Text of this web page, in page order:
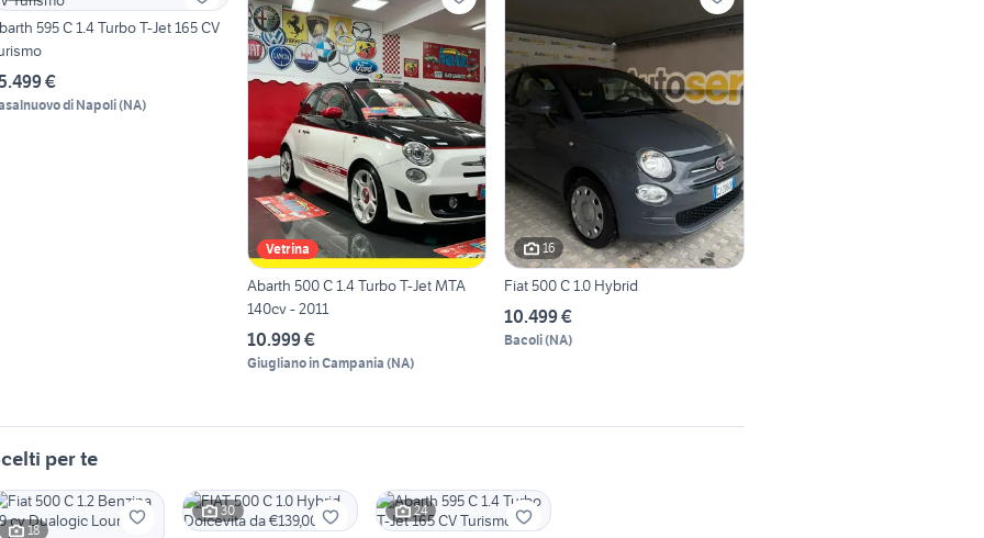
595 C 1.4 Turbo T-Jet 165 CV
€
di Napoli(NA)
Vetrina
Abarth 500 C 1.4 Turbo T-Jet MTA
140cv - 2011
10.999 €
Giugliano in Campania (NA)
16
Fiat 500 C 1.0 Hybrid
10.499 €
Bacoli(NA)
per te
18
30 24